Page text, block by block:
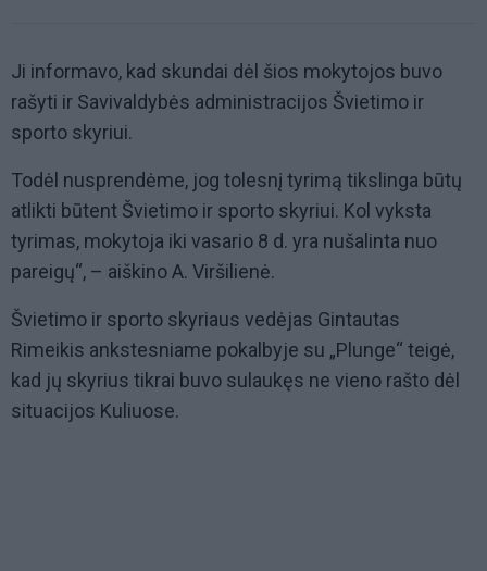
Ji informavo, kad skundai dėl šios mokytojos buvo
rašyti ir Savivaldybės administracijos Švietimo ir
sporto skyriui.
Todėl nusprendėme, jog tolesnį tyrimą tikslinga būtų
atlikti būtent Švietimo ir sporto skyriui. Kol vyksta
tyrimas, mokytoja iki vasario 8 d. yra nušalinta nuo
pareigų“, – aiškino A. Viršilienė.
Švietimo ir sporto skyriaus vedėjas Gintautas
Rimeikis ankstesniame pokalbyje su „Plunge“ teigė,
kad jų skyrius tikrai buvo sulaukęs ne vieno rašto dėl
situacijos Kuliuose.